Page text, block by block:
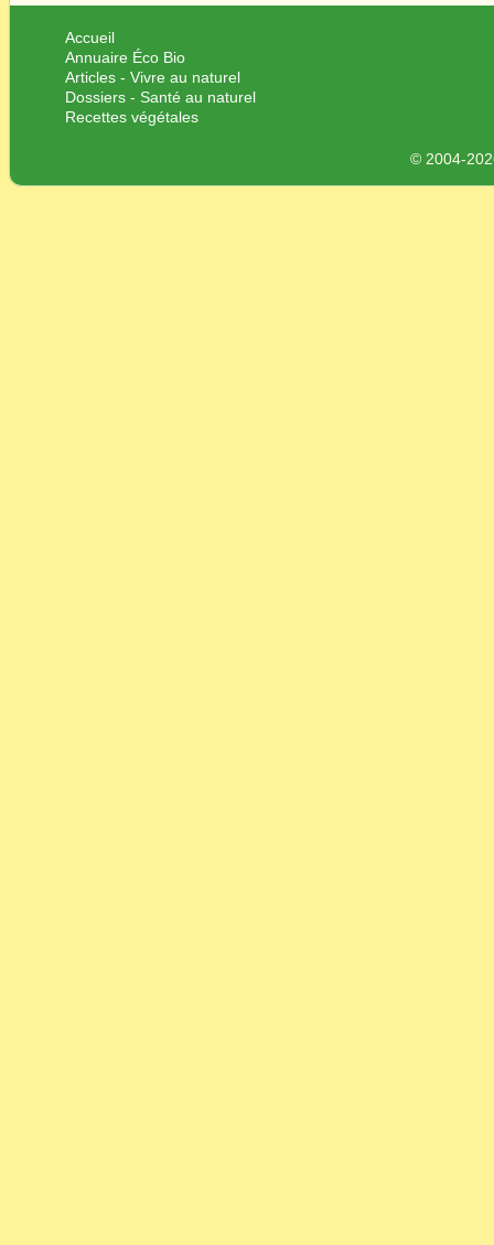
Accueil
Annuaire Éco Bio
Articles - Vivre au naturel
Dossiers - Santé au naturel
Recettes végétales
© 2004-